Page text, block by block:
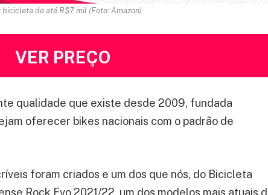
bicicleta de até R$7 mil (Foto: Amazon)
VER PREÇO
qualidade que existe desde 2009, fundada
oferecer bikes nacionais com o padrão de
foram criados e um dos que nós, do Bicicleta
Rock Evo 2021/22, um dos modelos mais atuais